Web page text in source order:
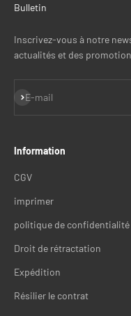
Bulletin
Inscrivez-vous à notre
actualités et des
E-mail
S'inscrire
Information
CGV
imprimer
politique de confidentialité
Droit de rétractation
Expédition
Résilier le contrat